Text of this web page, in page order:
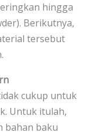
hingga
Berikutnya,
tersebut
cukup untuk
Untuk itulah,
bahan baku